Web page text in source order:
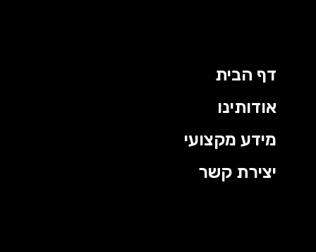
דף הבית
אודותינו
מידע מקצועי
יצירת קשר